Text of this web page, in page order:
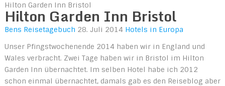
Hilton Garden Inn Bristol
Hilton Garden Inn Bristol
Bens Reisetagebuch 28. Juli 2014 Hotels in Europa
Unser Pfingstwochenende 2014 haben wir in England und
Wales verbracht. Zwei Tage haben wir in Bristol im Hilton
Garden Inn übernachtet. Im selben Hotel habe ich 2012
schon einmal übernachtet, damals gab es den Reiseblog aber